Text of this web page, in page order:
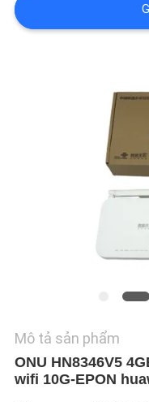
LIÊN
TRANG
WEB
Mô tả sản phẩm
ONU HN8346V5
wifi 10G-EPON